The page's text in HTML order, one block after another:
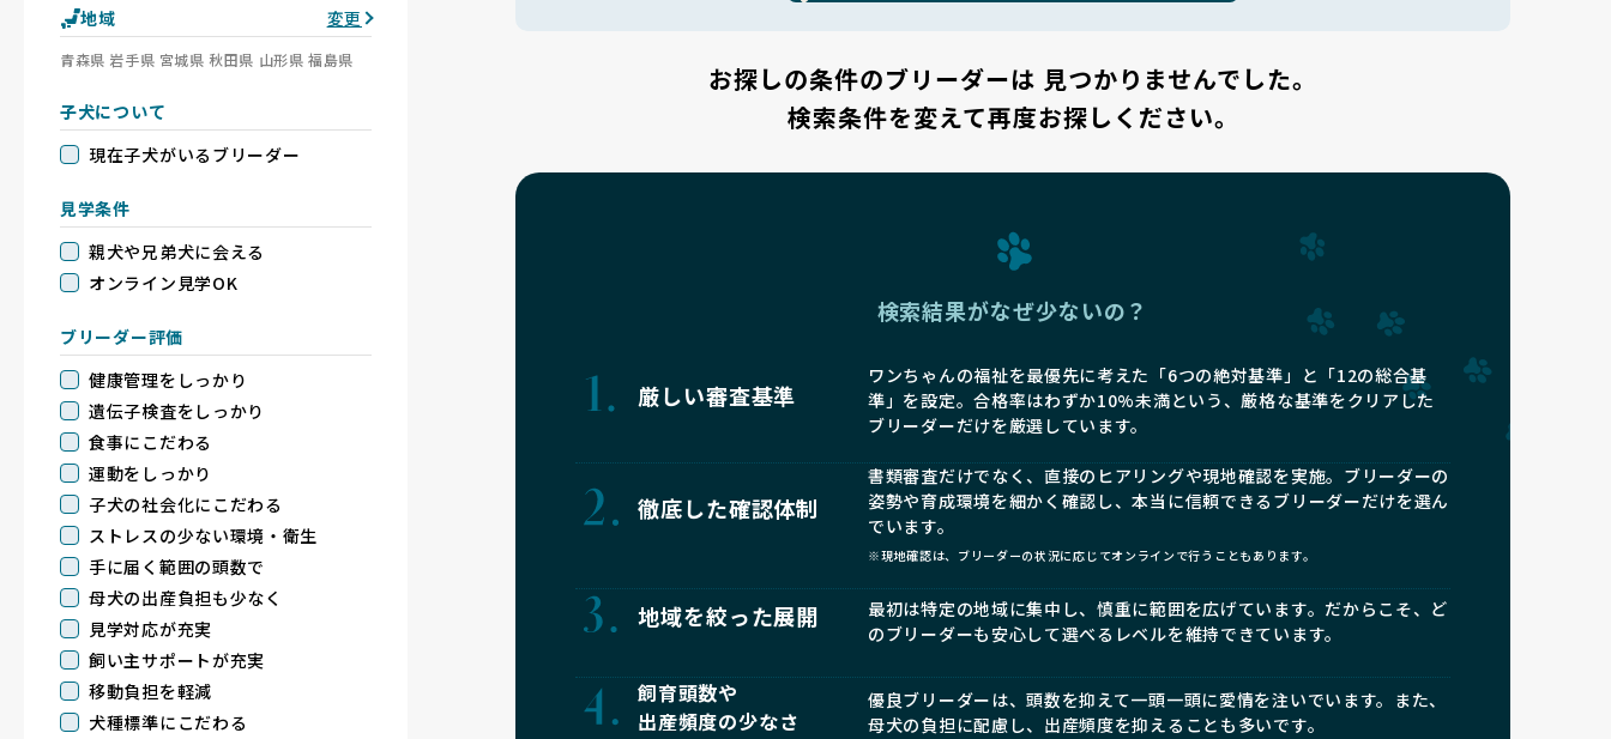
地域 変更
青森県 岩手県 宮城県 秋田県 山形県 福島県
子犬について
現在子犬がいるブリーダー
見学条件
親犬や兄弟犬に会える
オンライン見学OK
ブリーダー評価
健康管理をしっかり
遺伝子検査をしっかり
食事にこだわる
運動をしっかり
子犬の社会化にこだわる
ストレスの少ない環境・衛生
手に届く範囲の頭数で
母犬の出産負担も少なく
見学対応が充実
飼い主サポートが充実
移動負担を軽減
犬種標準にこだわる
お探しの条件のブリーダーは 見つかりませんでした。
検索条件を変えて再度お探しください。
検索結果がなぜ少ないの？
厳しい審査基準
ワンちゃんの福祉を最優先に考えた「6つの絶対基準」と「12の総合基
準」を設定。合格率はわずか10%未満という、厳格な基準をクリアした
ブリーダーだけを厳選しています。
徹底した確認体制
書類審査だけでなく、直接のヒアリングや現地確認を実施。ブリーダーの
姿勢や育成環境を細かく確認し、本当に信頼できるブリーダーだけを選ん
でいます。
※現地確認は、ブリーダーの状況に応じてオンラインで行うこともあります。
地域を絞った展開
最初は特定の地域に集中し、慎重に範囲を広げています。だからこそ、ど
のブリーダーも安心して選べるレベルを維持できています。
飼育頭数や
出産頻度の少なさ
優良ブリーダーは、頭数を抑えて一頭一頭に愛情を注いでいます。また、
母犬の負担に配慮し、出産頻度を抑えることも多いです。